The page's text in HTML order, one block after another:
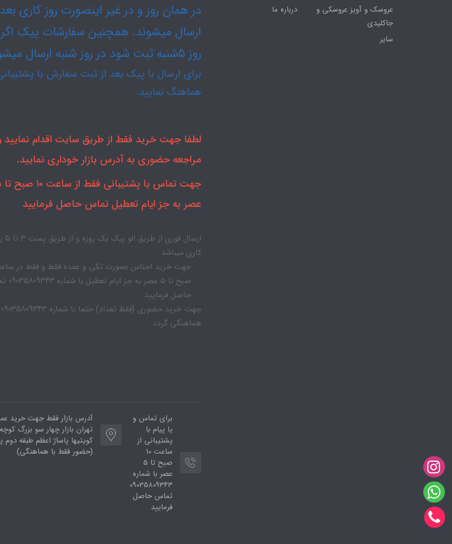
عروسک و آویز عروسکی و
جاکلیدی
سایر
درباره ما
در همان روز و در غیر اینصورت روز کاری
ارسال میشوند. همچنین سفارشات پیک
روز ۵شنبه ثبت شود در روز شنبه ارسال میشود.
برای ارسال با پیک بعد از ثبت سفارش با
هماهنگ نمایید.
لطفا جهت خرید فقط از طریق سایت اقدام نمایید
مراجعه حضوری به آدرس بازار خوداری نمایید.
جهت
عصر به جز ایام تعطیل تماس حاصل فرمایید
ارسال
کاری میباشد.
صبح تا ۵
حاصل فرمایید.
جهت خرید حضوری (فقط تعداد) حتما با شماره 09035809343
هماهنگی گردد.
برای تماس و
یا پیام با
پشتیبانی از
ساعت 10
صبح تا 5
عصر با شماره
09035809343
تماس حاصل
فرمایید
آدرس بازار فقط جهت خرید
تهران بازار چهار سو بزرگ کوچه
(حضور فقط با هماهنگی)